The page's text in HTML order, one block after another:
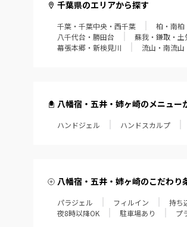
千葉県のエリアから探す
千葉・千葉中央・西千葉 柏・南柏
八千代台・勝田台
蘇我・鎌取・土
幕張本郷・新検見川
流山・南流山
八幡宿・五井・姉ヶ崎のメニュー
ハンドジェル ハンドスカルプ
八幡宿・五井・姉ヶ崎のこだわり
パラジェル フィルイン 持ち
夜8時以降OK
駐車場あり プ